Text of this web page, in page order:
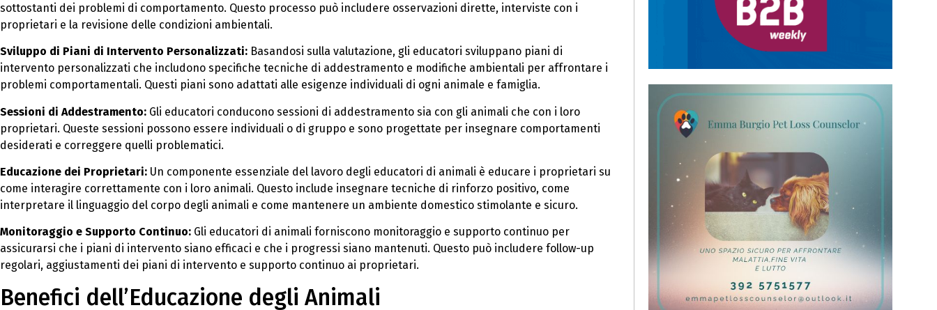
sottostanti dei problemi di comportamento. Questo processo può includere osservazioni dirette, interviste con i
proprietari e la revisione delle condizioni ambientali.
Sviluppo di Piani di Intervento Personalizzati: Basandosi sulla valutazione, gli educatori sviluppano piani di
intervento personalizzati che includono specifiche tecniche di addestramento e modifiche ambientali per affrontare i
problemi comportamentali. Questi piani sono adattati alle esigenze individuali di ogni animale e famiglia.
Sessioni di Addestramento: Gli educatori conducono sessioni di addestramento sia con gli animali che con i loro
proprietari. Queste sessioni possono essere individuali o di gruppo e sono progettate per insegnare comportamenti
desiderati e correggere quelli problematici.
Educazione dei Proprietari: Un componente essenziale del lavoro degli educatori di animali è educare i proprietari su
come interagire correttamente con i loro animali. Questo include insegnare tecniche di rinforzo positivo, come
interpretare il linguaggio del corpo degli animali e come mantenere un ambiente domestico stimolante e sicuro.
Monitoraggio e Supporto Continuo: Gli educatori di animali forniscono monitoraggio e supporto continuo per
assicurarsi che i piani di intervento siano efficaci e che i progressi siano mantenuti. Questo può includere follow-up
regolari, aggiustamenti dei piani di intervento e supporto continuo ai proprietari.
Benefici dell’Educazione degli Animali